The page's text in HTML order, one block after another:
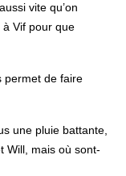
vite qu’on
Vif pour que
permet de faire
une pluie battante,
Will, mais où sont-